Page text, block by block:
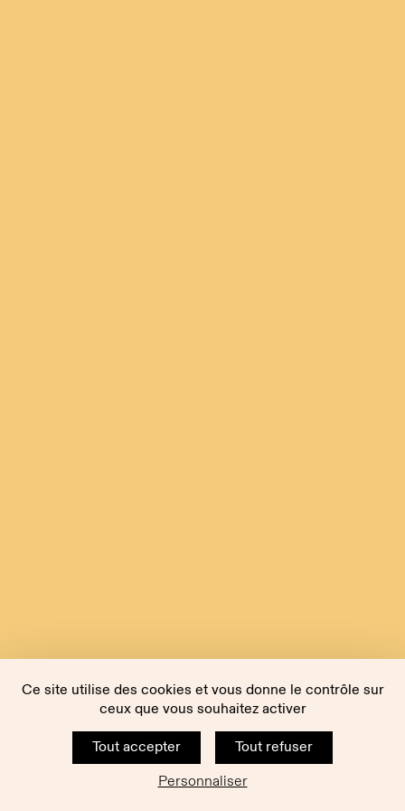
Ce site utilise des cookies et vous donne le contrôle sur
ceux que vous souhaitez activer
Tout accepter
Tout refuser
Personnaliser